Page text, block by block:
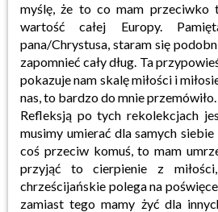
myślę, że to co mam przeciwko
wartość całej Europy.
pana/Chrystusa, staram się
zapomnieć cały dług. Ta
pokazuje nam skalę miłości i
nas, to bardzo do mnie przemówiło.
Refleksją po tych rekolekcjach
musimy umierać dla samych
coś przeciw komuś, to mam
przyjąć to cierpienie z
chrześcijańskie polega na
zamiast tego mamy żyć dla